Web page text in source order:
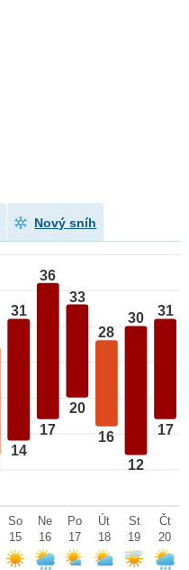
Nový sníh
31
14
36
17
33
20
28
16
30
12
31
17
So
15
Ne
16
Po
17
Út
18
St
19
Čt
20